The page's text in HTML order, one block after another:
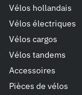
Vélos hollandais
Vélos électriques
Vélos cargos
Vélos tandems
Accessoires
Pièces de vélos